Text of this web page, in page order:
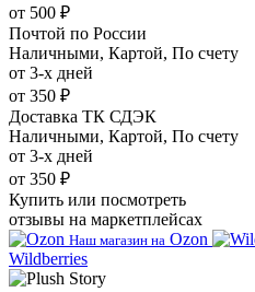
от 500 ₽
Почтой по России
Наличными, Картой, По счету
от 3-х дней
от 350 ₽
Доставка ТК СДЭК
Наличными, Картой, По счету
от 3-х дней
от 350 ₽
Купить или посмотреть
отзывы на маркетплейсах
Наш магазин на Ozon
Wildberries